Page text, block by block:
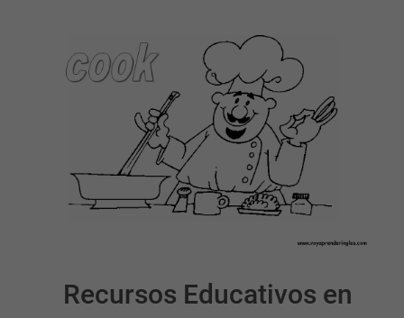
Recursos Educativos en